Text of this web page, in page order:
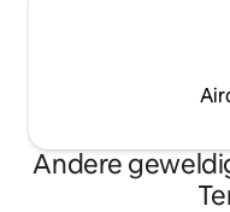
Andere